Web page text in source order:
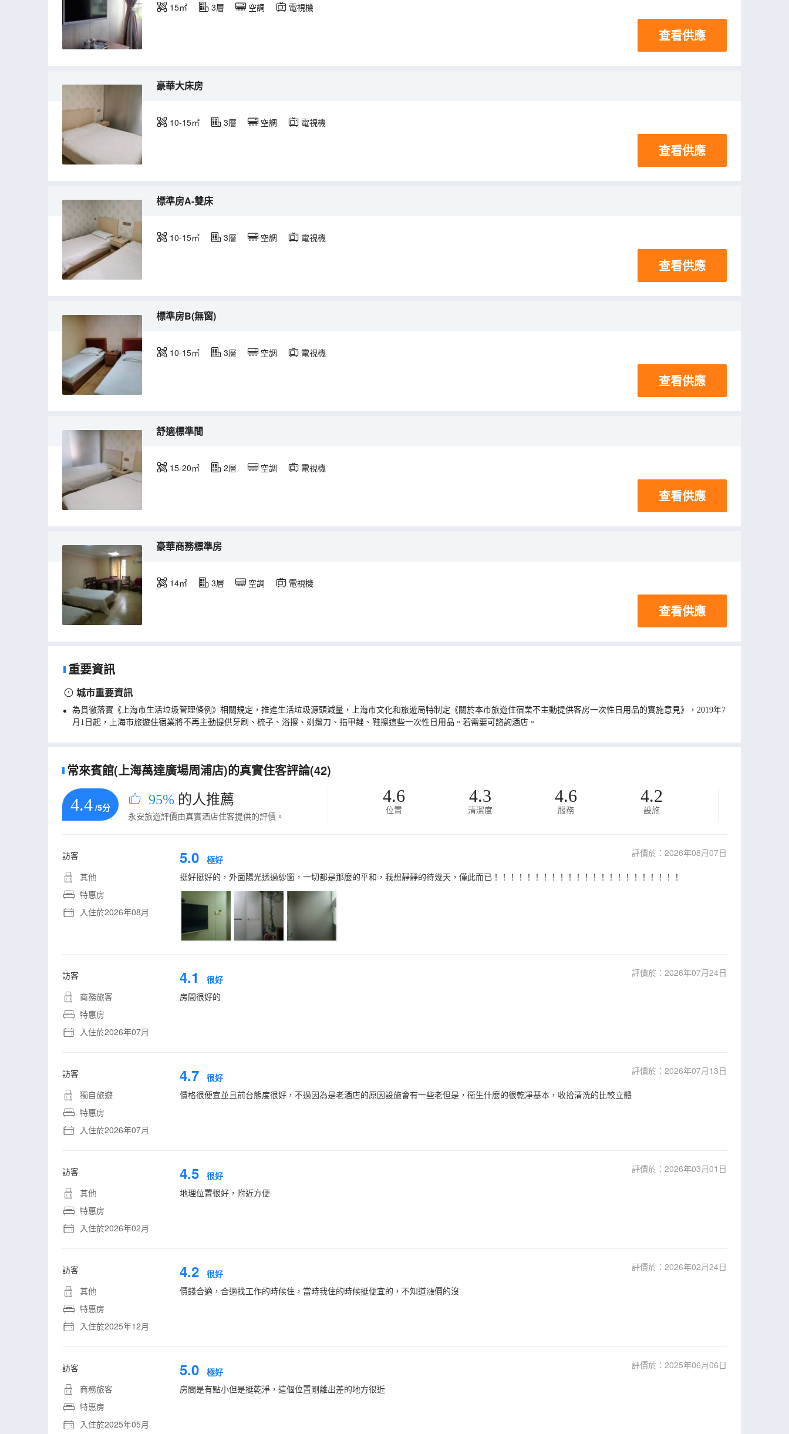
15㎡ 3層 空調 電視機
查看供應
豪華大床房
10-15㎡ 3層 空調 電視機
查看供應
標準房A-雙床
10-15㎡ 3層 空調 電視機
查看供應
標準房B(無窗)
10-15㎡ 3層 空調 電視機
查看供應
舒適標準間
15-20㎡ 2層 空調 電視機
查看供應
豪華商務標準房
14㎡ 3層 空調 電視機
查看供應
重要資訊
城市重要資訊
為貫徹落實《上海市生活垃圾管理條例》相關規定，推進生活垃圾源頭減量，上海市文化和旅遊局特制定《關於本市旅遊住宿業不主動提供客房一次性日用品的實施意見》，2019年7
月1日起，上海市旅遊住宿業將不再主動提供牙刷、梳子、浴擦、剃鬚刀、指甲銼、鞋擦這些一次性日用品。若需要可諮詢酒店。
常來賓館(上海萬達廣場周浦店)的真實住客評論(42)
4.4 /5分 95% 的人推薦
永安旅遊評價由真實酒店住客提供的評價。
4.6
位置
4.3
清潔度
4.6
服務
4.2
設施
訪客
其他
特惠房
入住於2026年08月
5.0 極好
評價於：2026年08月07日
挺好挺好的，外面陽光透過紗窗，一切都是那麼的平和，我想靜靜的待幾天，僅此而已！！！！！！！！！！！！！！！！！！！！！！！
訪客
商務旅客
特惠房
入住於2026年07月
4.1 很好
評價於：2026年07月24日
房間很好的
訪客
獨自旅遊
特惠房
入住於2026年07月
4.7 很好
評價於：2026年07月13日
價格很便宜並且前台態度很好，不過因為是老酒店的原因設施會有一些老但是，衞生什麼的很乾凈基本，收拾清洗的比較立體
訪客
其他
特惠房
入住於2026年02月
4.5 很好
評價於：2026年03月01日
地理位置很好，附近方便
訪客
其他
特惠房
入住於2025年12月
4.2 很好
評價於：2026年02月24日
價錢合適，合適找工作的時候住，當時我住的時候挺便宜的，不知道漲價的沒
訪客
商務旅客
特惠房
入住於2025年05月
5.0 極好
評價於：2025年06月06日
房間是有點小但是挺乾淨，這個位置剛離出差的地方很近